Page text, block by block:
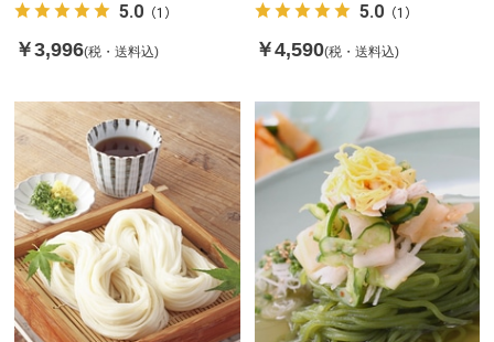
5.0 （1）
￥3,996(税・送料込)
5.0（1）
￥4,590(税・送料込)